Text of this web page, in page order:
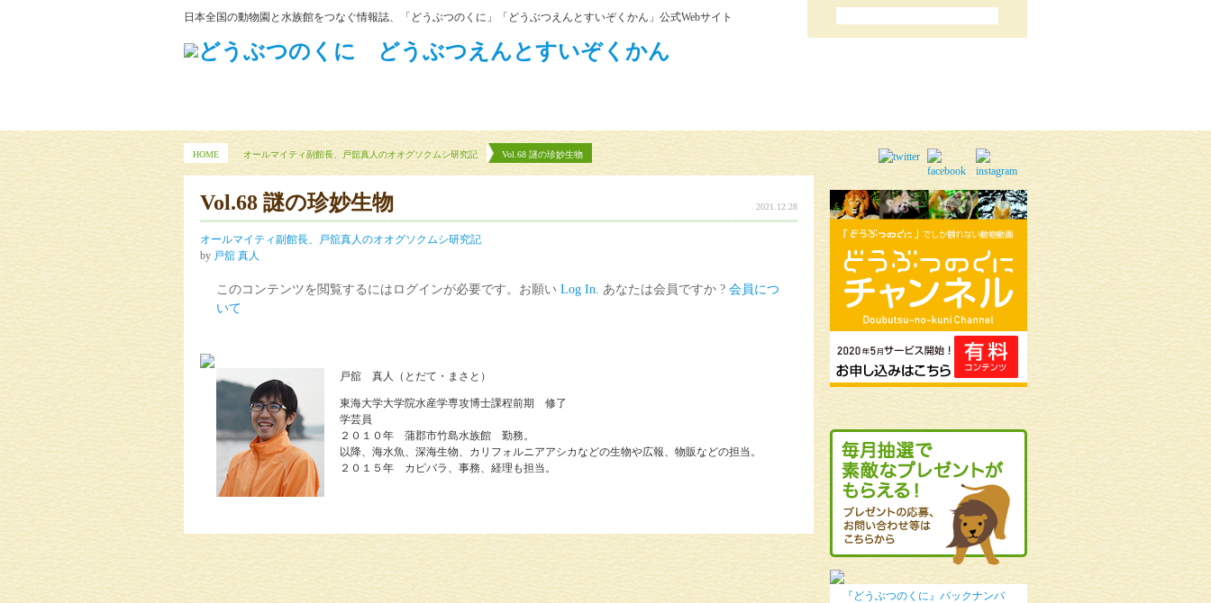
日本全国の動物園と水族館をつなぐ情報誌、「どうぶつのくに」「どうぶつえんとすいぞくかん」公式Webサイト
HOME オールマイティ副館長、戸舘真人のオオグソクムシ研究記 Vol.68 謎の珍妙生物
Vol.68 謎の珍妙生物 2021.12.28
オールマイティ副館長、戸舘真人のオオグソクムシ研究記
by 戸舘 真人
このコンテンツを閲覧するにはログインが必要です。お願い Log In. あなたは会員ですか ? 会員につ
いて
戸舘 真人（とだて・まさと）
東海大学大学院水産学専攻博士課程前期 修了
学芸員
２０１０年 蒲郡市竹島水族館 勤務。
以降、海水魚、深海生物、カリフォルニアアシカなどの生物や広報、物販などの担当。
２０１５年 カピバラ、事務、経理も担当。
『どうぶつのくに』バックナンバ